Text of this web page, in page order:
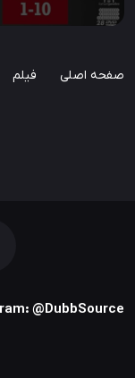
صفحه اصلی فیلم
@DubbSource